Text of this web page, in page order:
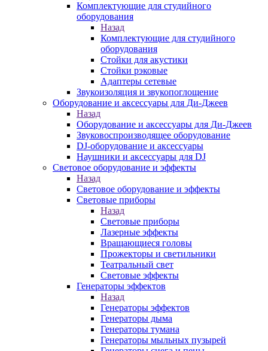
Комплектующие для студийного
оборудования
Назад
Комплектующие для студийного
оборудования
Стойки для акустики
Стойки рэковые
Адаптеры сетевые
Звукоизоляция и звукопоглощение
Оборудование и аксессуары для Ди-Джеев
Назад
Оборудование и аксессуары для Ди-Джеев
Звуковоспроизводящее оборудование
DJ-оборудование и аксессуары
Наушники и аксессуары для DJ
Световое оборудование и эффекты
Назад
Световое оборудование и эффекты
Световые приборы
Назад
Световые приборы
Лазерные эффекты
Вращающиеся головы
Прожекторы и светильники
Театральный свет
Световые эффекты
Генераторы эффектов
Назад
Генераторы эффектов
Генераторы дыма
Генераторы тумана
Генераторы мыльных пузырей